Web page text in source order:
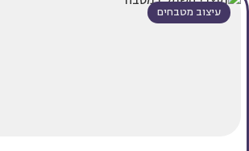
עיצוב מטבחים